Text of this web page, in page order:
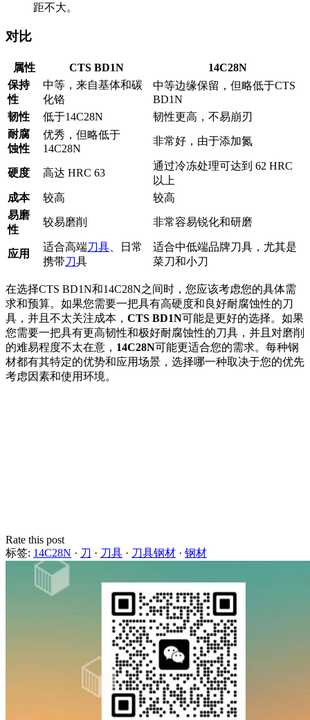
距不大。
对比
属性 CTS BD1N
14C28N
保持
性
中等，来自基体和碳
化铬
中等边缘保留，但略低于CTS
BD1N
韧性
低于14C28N
韧性更高，不易崩刃
耐腐
蚀性
优秀，但略低于
14C28N
非常好，由于添加氮
硬度 高达 HRC 63
通过冷冻处理可达到 62 HRC
以上
成本
较高
较高
易磨
性
较易磨削 非常容易锐化和研磨
应用
适合高端刀具 、日常
携带刀具
适合中低端品牌刀具，尤其是
菜刀和小刀
在选择CTS BD1N和14C28N之间时，您应该考虑您的具体需
求和预算。如果您需要一把具有高硬度和良好耐腐蚀性的刀
具，并且不太关注成本， CTS BD1N可能是更好的选择。如果
您需要一把具有更高韧性和极好耐腐蚀性的刀具，并且对磨削
的难易程度不太在意， 14C28N可能更适合您的需求。每种钢
材都有其特定的优势和应用场景，选择哪一种取决于您的优先
考虑因素和使用环境。
Rate this post
标签: 14C28N · 刀 · 刀具 · 刀具钢材 · 钢材